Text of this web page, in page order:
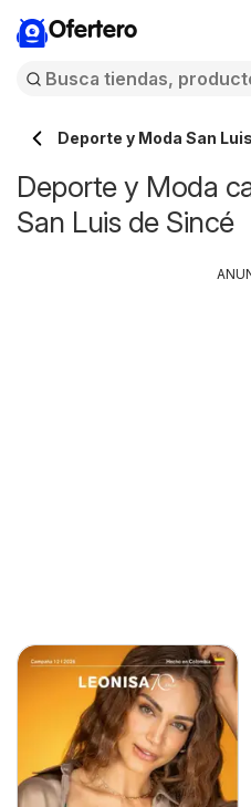
Ofertero
Deporte y Moda San
Deporte y Moda
San Luis de Sincé